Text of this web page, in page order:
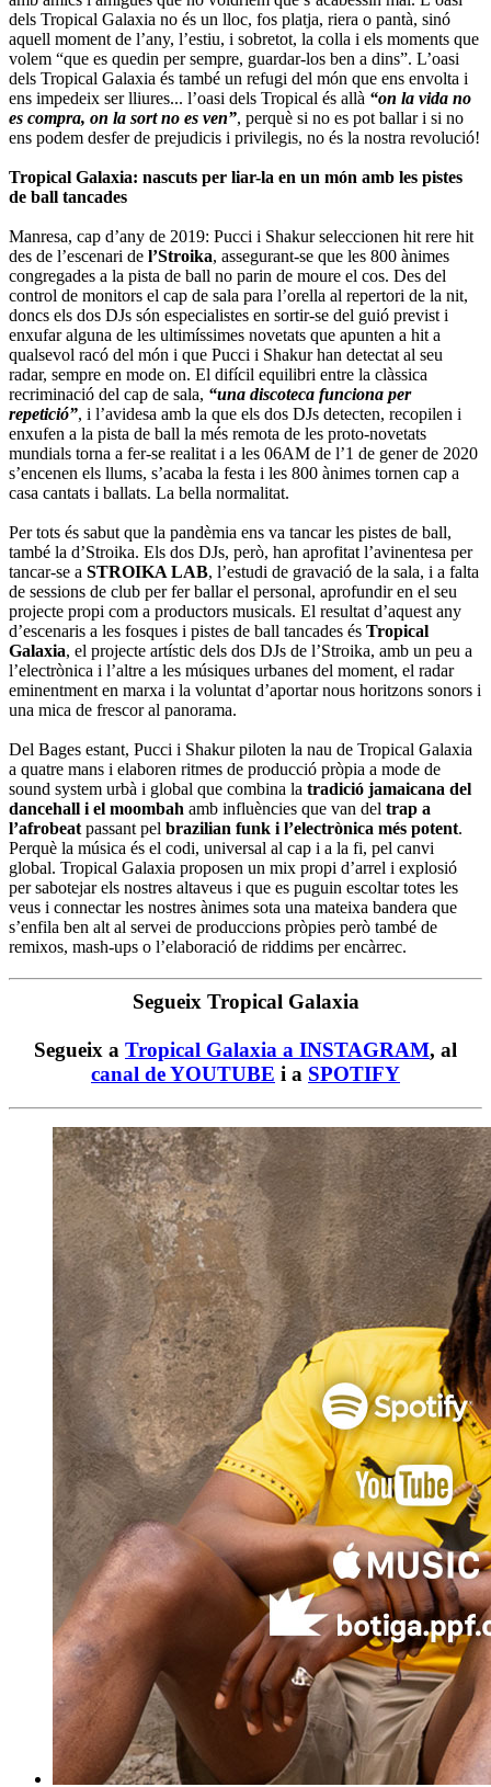
dels Tropical Galaxia no és un lloc, fos platja, riera o pantà, sinó
aquell moment de l’any, l’estiu, i sobretot, la colla i els moments que
volem “que es quedin per sempre, guardar-los ben a dins”. L’oasi
dels Tropical Galaxia és també un refugi del món que ens envolta i
ens impedeix ser lliures... l’oasi dels Tropical és allà “on la vida no
es compra, on la sort no es ven”, perquè si no es pot ballar i si no
ens podem desfer de prejudicis i privilegis, no és la nostra revolució!
Tropical Galaxia: nascuts per liar-la en un món amb les pistes
de ball tancades
Manresa, cap d’any de 2019: Pucci i Shakur seleccionen hit rere hit
des de l’escenari de l’Stroika, assegurant-se que les 800 ànimes
congregades a la pista de ball no parin de moure el cos. Des del
control de monitors el cap de sala para l’orella al repertori de la nit,
doncs els dos DJs són especialistes en sortir-se del guió previst i
enxufar alguna de les ultimíssimes novetats que apunten a hit a
qualsevol racó del món i que Pucci i Shakur han detectat al seu
radar, sempre en mode on. El difícil equilibri entre la clàssica
recriminació del cap de sala, “una discoteca funciona per
repetició”, i l’avidesa amb la que els dos DJs detecten, recopilen i
enxufen a la pista de ball la més remota de les proto-novetats
mundials torna a fer-se realitat i a les 06AM de l’1 de gener de 2020
s’encenen els llums, s’acaba la festa i les 800 ànimes tornen cap a
casa cantats i ballats. La bella normalitat.
Per tots és sabut que la pandèmia ens va tancar les pistes de ball,
també la d’Stroika. Els dos DJs, però, han aprofitat l’avinentesa per
tancar-se a STROIKA LAB, l’estudi de gravació de la sala, i a falta
de sessions de club per fer ballar el personal, aprofundir en el seu
projecte propi com a productors musicals. El resultat d’aquest any
d’escenaris a les fosques i pistes de ball tancades és Tropical
Galaxia, el projecte artístic dels dos DJs de l’Stroika, amb un peu a
l’electrònica i l’altre a les músiques urbanes del moment, el radar
eminentment en marxa i la voluntat d’aportar nous horitzons sonors i
una mica de frescor al panorama.
Del Bages estant, Pucci i Shakur piloten la nau de Tropical Galaxia
a quatre mans i elaboren ritmes de producció pròpia a mode de
sound system urbà i global que combina la tradició jamaicana del
dancehall i el moombah amb influències que van del trap a
l’afrobeat passant pel brazilian funk i l’electrònica més potent.
Perquè la música és el codi, universal al cap i a la fi, pel canvi
global. Tropical Galaxia proposen un mix propi d’arrel i explosió
per sabotejar els nostres altaveus i que es puguin escoltar totes les
veus i connectar les nostres ànimes sota una mateixa bandera que
s’enfila ben alt al servei de produccions pròpies però també de
remixos, mash-ups o l’elaboració de riddims per encàrrec.
Segueix Tropical Galaxia
Segueix a Tropical Galaxia a INSTAGRAM, al
canal de YOUTUBE i a SPOTIFY